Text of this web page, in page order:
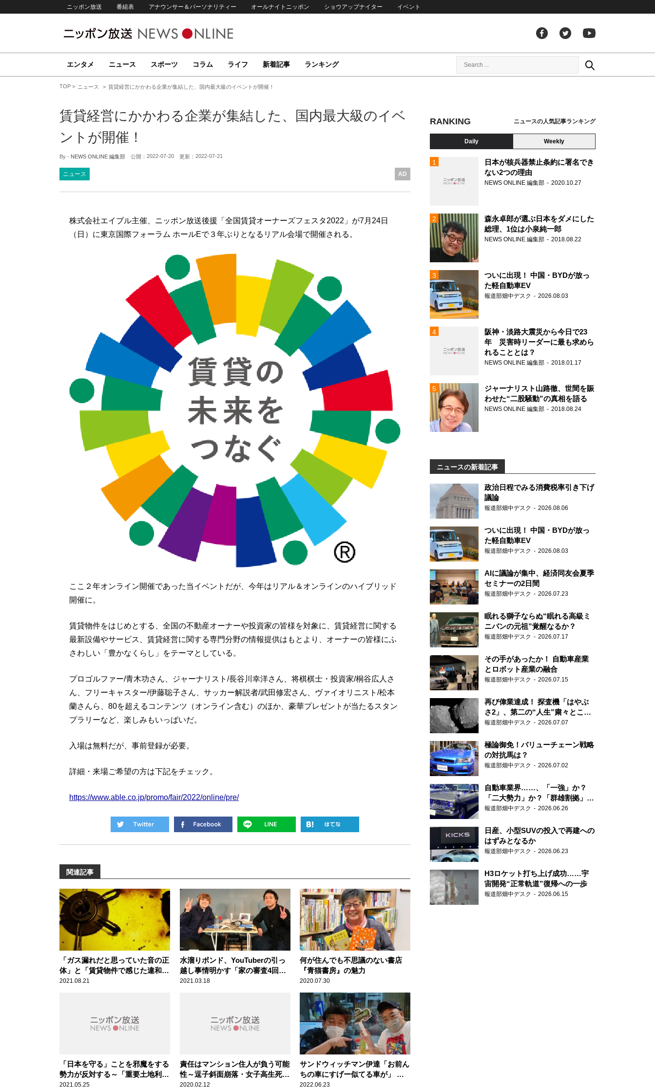
ニッポン放送 番組表 アナウンサー＆パーソナリティー オールナイトニッポン ショウアップナイター イベント
エンタメ ニュース スポーツ コラム ライフ 新着記事 ランキング
TOP ニュース 賃貸経営にかかわる企業が集結した、国内最大級のイベントが開催！
賃貸経営にかかわる企業が集結した、国内最大級のイベ
ントが開催！
By - NEWS ONLINE 編集部 公開： 2022-07-20 更新： 2022-07-21
ニュース AD
株式会社エイブル主催、ニッポン放送後援「全国賃貸オーナーズフェスタ2022」が7月24日
（日）に東京国際フォーラム ホールEで３年ぶりとなるリアル会場で開催される。
ここ２年オンライン開催であった当イベントだが、今年はリアル＆オンラインのハイブリッド
開催に。
賃貸物件をはじめとする、全国の不動産オーナーや投資家の皆様を対象に、賃貸経営に関する
最新設備やサービス、賃貸経営に関する専門分野の情報提供はもとより、オーナーの皆様にふ
さわしい「豊かなくらし」をテーマとしている。
プロゴルファー/青木功さん、ジャーナリスト/長谷川幸洋さん、将棋棋士・投資家/桐谷広人さ
ん、フリーキャスター/伊藤聡子さん、サッカー解説者/武田修宏さん、ヴァイオリニスト/松本
蘭さんら、80を超えるコンテンツ（オンライン含む）のほか、豪華プレゼントが当たるスタン
プラリーなど、楽しみもいっぱいだ。
入場は無料だが、事前登録が必要。
詳細・来場ご希望の方は下記をチェック。
https://www.able.co.jp/promo/fair/2022/online/pre/
関連記事
「ガス漏れだと思っていた音の正
体」と「賃貸物件で感じた違和
感」
2021.08.21
水溜りボンド、YouTuberの引っ
越し事情明かす「家の審査4回ぐ
らい落ちているんですよ」
2021.03.18
何が住んでも不思議のない書店
『青猫書房』の魅力
2020.07.30
「日本を守る」ことを邪魔をする
勢力が反対する～「重要土地利用
規制法案」
2021.05.25
責任はマンション住人が負う可能
性～逗子斜面崩落・女子高生死亡
事故
2020.02.12
サンドウィッチマン伊達「お前ん
ちの車にすげー似てる車が」 自
宅直近の駐車場に富澤の車がしれ
2022.06.23
RANKING ニュースの人気記事ランキング
Daily Weekly
日本が核兵器禁止条約に署名でき
ない2つの理由
NEWS ONLINE 編集部 2020.10.27
森永卓郎が選ぶ日本をダメにした
総理、1位は小泉純一郎
NEWS ONLINE 編集部 2018.08.22
ついに出現！ 中国・BYDが放っ
た軽自動車EV
報道部畑中デスク 2026.08.03
阪神・淡路大震災から今日で23
年 災害時リーダーに最も求めら
れることとは？
NEWS ONLINE 編集部 2018.01.17
ジャーナリスト山路徹、世間を賑
わせた“二股騒動”の真相を語る
NEWS ONLINE 編集部 2018.08.24
ニュースの新着記事
政治日程でみる消費税率引き下げ
議論
報道部畑中デスク 2026.08.06
ついに出現！ 中国・BYDが放っ
た軽自動車EV
報道部畑中デスク 2026.08.03
AIに議論が集中、経済同友会夏季
セミナーの2日間
報道部畑中デスク 2026.07.23
眠れる獅子ならぬ“眠れる高級ミ
ニバンの元祖”覚醒なるか？
報道部畑中デスク 2026.07.17
その手があったか！ 自動車産業
とロボット産業の融合
報道部畑中デスク 2026.07.15
再び偉業達成！ 探査機「はやぶ
さ2」、第二の“人生”粛々とこな
す
報道部畑中デスク 2026.07.07
極論御免！バリューチェーン戦略
の対抗馬は？
報道部畑中デスク 2026.07.02
自動車業界……、「一強」か？
「二大勢力」か？「群雄割拠」
か？
報道部畑中デスク 2026.06.26
日産、小型SUVの投入で再建への
はずみとなるか
報道部畑中デスク 2026.06.23
H3ロケット打ち上げ成功……宇
宙開発“正常軌道”復帰への一歩
報道部畑中デスク 2026.06.15